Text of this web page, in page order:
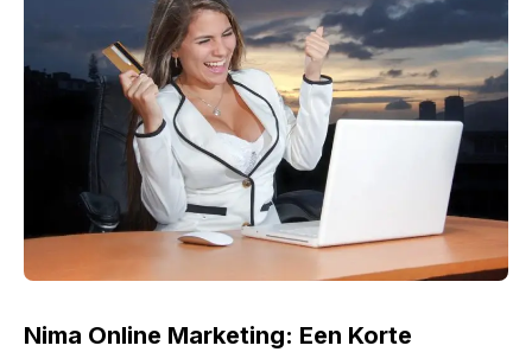
Nima Online Marketing: Een Korte